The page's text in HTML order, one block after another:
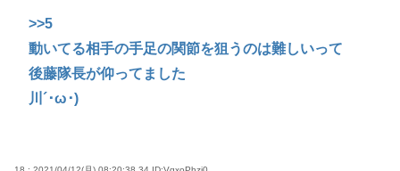
>>5
動いてる相手の手足の関節を狙うのは難しいって
後藤隊長が仰ってました
川´･ω･)